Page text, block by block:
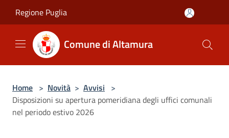
Regione Puglia
Comune di Altamura
Home > Novità > Avvisi >
Disposizioni su apertura pomeridiana degli uffici comunali
nel periodo estivo 2026